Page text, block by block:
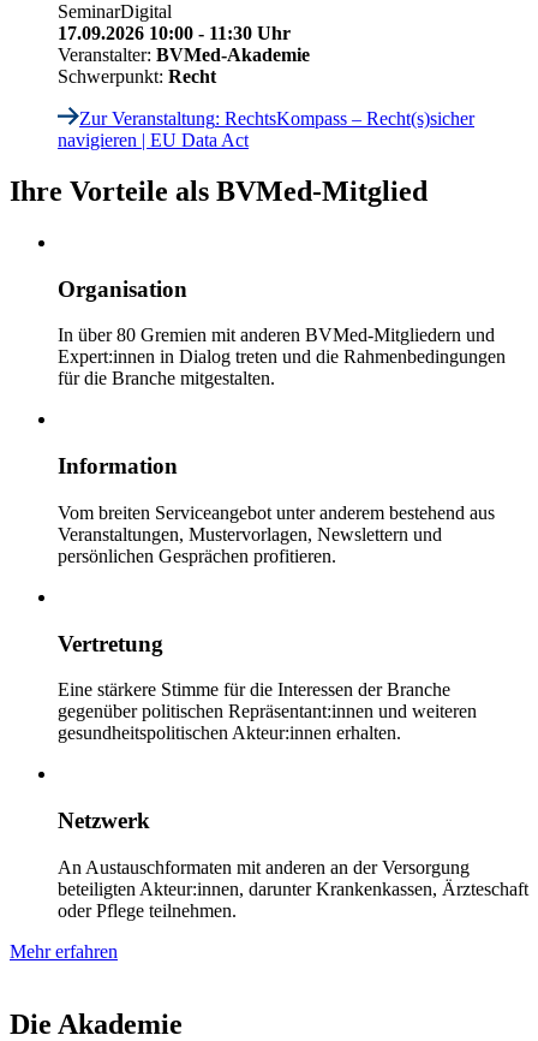
SeminarDigital
17.09.2026 10:00 - 11:30 Uhr
Veranstalter: BVMed-Akademie
Schwerpunkt: Recht
Zur Veranstaltung: RechtsKompass – Recht(s)sicher
navigieren | EU Data Act
Ihre Vorteile als BVMed-Mitglied
Organisation
In über 80 Gremien mit anderen BVMed-Mitgliedern und
Expert:innen in Dialog treten und die Rahmenbedingungen
für die Branche mitgestalten.
Information
Vom breiten Serviceangebot unter anderem bestehend aus
Veranstaltungen, Mustervorlagen, Newslettern und
persönlichen Gesprächen profitieren.
Vertretung
Eine stärkere Stimme für die Interessen der Branche
gegenüber politischen Repräsentant:innen und weiteren
gesundheitspolitischen Akteur:innen erhalten.
Netzwerk
An Austauschformaten mit anderen an der Versorgung
beteiligten Akteur:innen, darunter Krankenkassen, Ärzteschaft
oder Pflege teilnehmen.
Mehr erfahren
Die Akademie